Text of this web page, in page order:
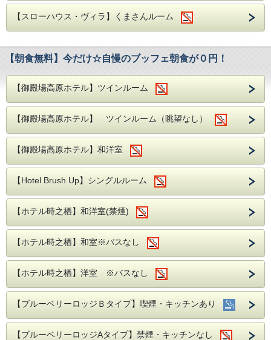
【スローハウス・ヴィラ】くまさんルーム
【朝食無料】今だけ☆自慢のブッフェ朝食が０円！
【御殿場高原ホテル】ツインルーム
【御殿場高原ホテル】 ツインルーム（眺望なし）
【御殿場高原ホテル】和洋室
【Hotel Brush Up】シングルルーム
【ホテル時之栖】和洋室(禁煙)
【ホテル時之栖】和室※バスなし
【ホテル時之栖】洋室 ※バスなし
【ブルーベリーロッジＢタイプ】喫煙・キッチンあり
【ブルーベリーロッジAタイプ】禁煙・キッチンなし